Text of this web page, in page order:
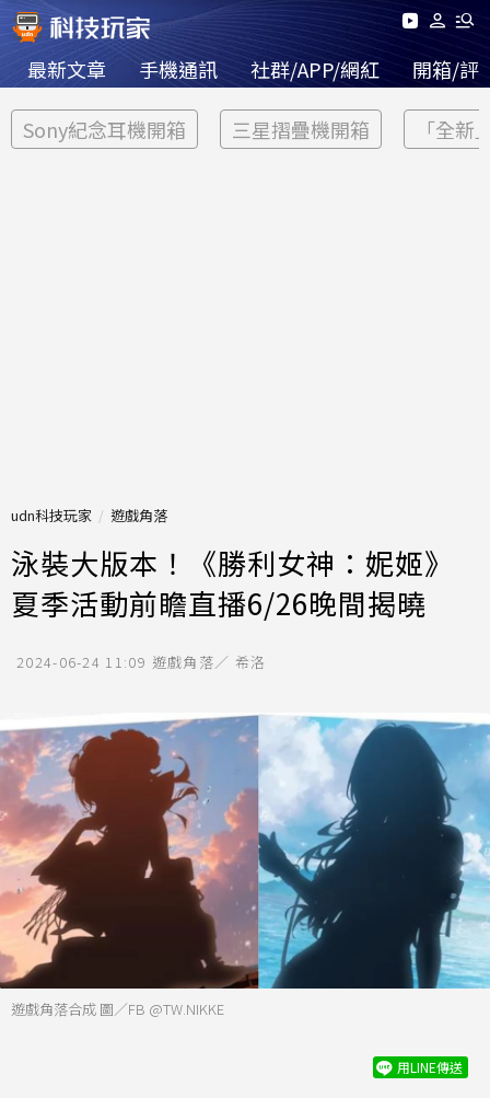
最新文章 手機通訊 社群/APP/網紅 開箱/評
Sony紀念耳機開箱 三星摺疊機開箱 「全新
udn科技玩家 遊戲角落
泳裝大版本！《勝利女神：妮姬》
夏季活動前瞻直播6/26晚間揭曉
2024-06-24 11:09 遊戲角落／ 希洛
遊戲角落合成 圖／FB @TW.NIKKE
用LINE傳送